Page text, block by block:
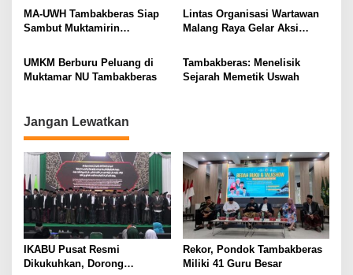
g
a
t
i
n
Alumni
MA-UWH Tambakberas Siap
Sambut Muktamirin
Lintas Organisasi Wartawan
Malang Raya Gelar Aksi
Ireng”
UMKM Berburu Peluang di
Muktamar NU Tambakberas
Tambakberas: Menelisik
Sejarah Memetik Uswah
Jangan Lewatkan
IKABU Pusat Resmi
Dikukuhkan, Dorong
Rekor, Pondok Tambakberas
Miliki 41 Guru Besar